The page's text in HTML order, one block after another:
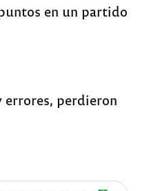
en un partido
errores, perdieron